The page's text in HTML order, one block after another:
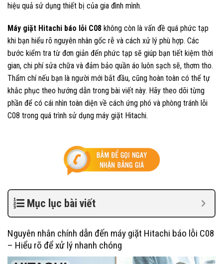
hiệu quả sử dụng thiết bị của gia đình mình.
Máy giặt Hitachi báo lỗi C08 không còn là vấn đề quá phức tạp
khi bạn hiểu rõ nguyên nhân gốc rễ và cách xử lý phù hợp. Các
bước kiểm tra từ đơn giản đến phức tạp sẽ giúp bạn tiết kiệm thời
gian, chi phí sửa chữa và đảm bảo quần áo luôn sạch sẽ, thơm tho.
Thẩm chí nếu bạn là người mới bắt đầu, cũng hoàn toàn có thể tự
khắc phục theo hướng dẫn trong bài viết này. Hãy theo dõi từng
phần để có cái nhìn toàn diện về cách ứng phó và phòng tránh lỗi
C08 trong quá trình sử dụng máy giặt Hitachi.
Mục lục bài viết
Nguyên nhân chính dẫn đến máy giặt Hitachi báo lỗi C08
– Hiểu rõ để xử lý nhanh chóng